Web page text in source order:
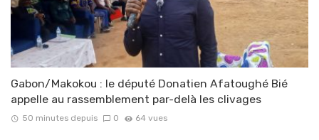
Gabon/Makokou : le député Donatien Afatoughé Bié
appelle au rassemblement par-delà les clivages
50 minutes depuis 0 64 vues